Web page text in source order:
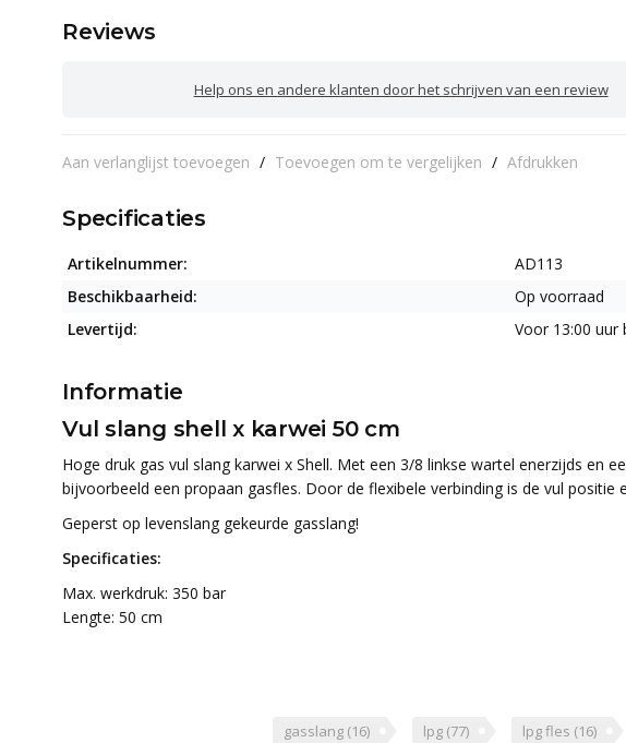
Reviews
Help ons en andere klanten door het schrijven van een review
Aan verlanglijst toevoegen / Toevoegen om te vergelijken / Afdrukken
Specificaties
Artikelnummer:
AD113
Beschikbaarheid:
Op voorraad
Levertijd:
Voor 13:00 uur
Informatie
Vul slang shell x karwei 50 cm
Hoge druk gas vul slang karwei x Shell. Met een 3/8 linkse wartel enerzijds en
bijvoorbeeld een propaan gasfles. Door de flexibele verbinding is de vul
Geperst op levenslang gekeurde gasslang!
Specificaties:
Max. werkdruk: 350 bar
Lengte: 50 cm
gasslang (16) lpg (77) lpg fles (16)